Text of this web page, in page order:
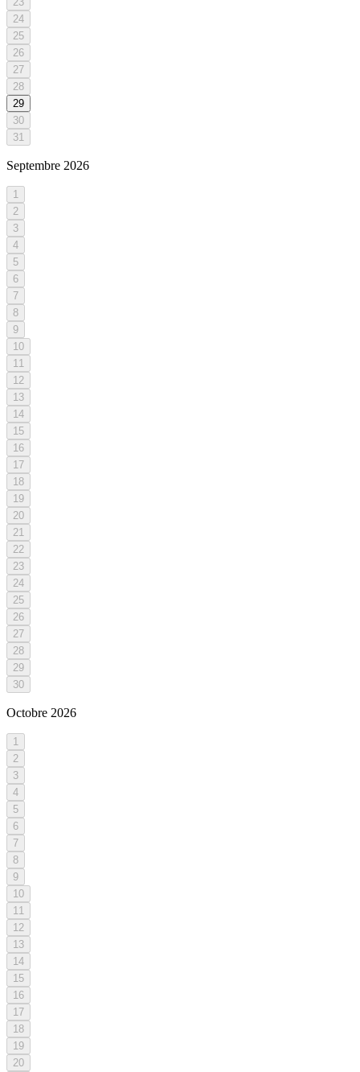
24
25
26
27
28
29
30
31
Septembre 2026
1
2
3
4
5
6
7
8
9
10
11
12
13
14
15
16
17
18
19
20
21
22
23
24
25
26
27
28
29
30
Octobre 2026
1
2
3
4
5
6
7
8
9
10
11
12
13
14
15
16
17
18
19
20